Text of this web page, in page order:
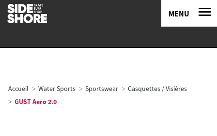
MENU
Accueil Water Sports Sportswear
Casquettes / Visières
GUST Aero 2.0